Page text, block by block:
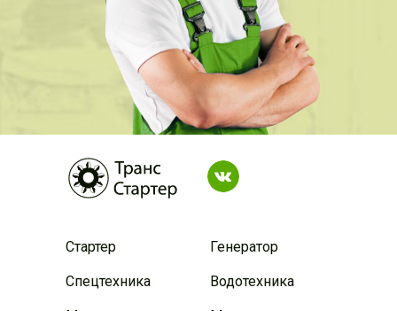
Стартер Генератор
Спецтехника Водотехника